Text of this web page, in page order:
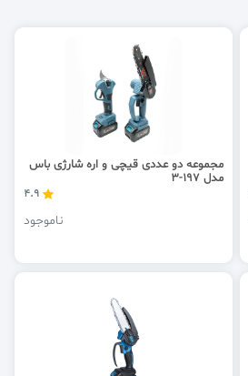
مجموعه دو عددی قیچی و اره شارژی باس
مدل 197-3
4.9
ناموجود